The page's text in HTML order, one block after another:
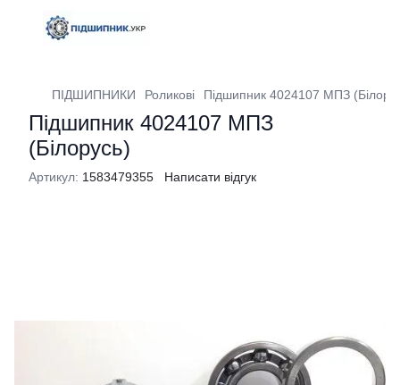
ПІДШИПНИКИ Роликові Підшипник 4024107 МПЗ
Підшипник 4024107 МПЗ
(Білорусь)
Артикул: 1583479355 Написати відгук